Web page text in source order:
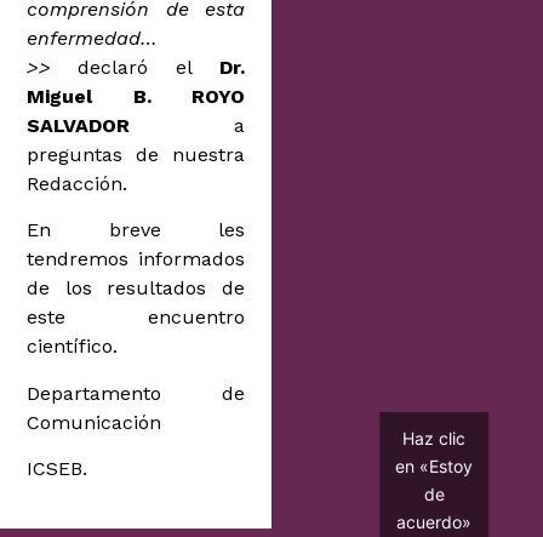
comprensión de esta
enfermedad…
>> declaró el Dr.
Miguel B. ROYO
SALVADOR a
preguntas de nuestra
Redacción.
En breve les
tendremos informados
de los resultados de
este encuentro
científico.
Departamento de
Comunicación
ICSEB.
Haz clic
en «Estoy
de
acuerdo»